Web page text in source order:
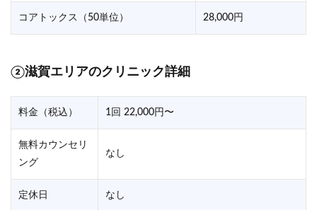
コアトックス（50単位） 28,000円
②滋賀エリアのクリニック詳細
料金（税込） 1回 22,000円〜
無料カウンセリ
ング
なし
定休日 なし